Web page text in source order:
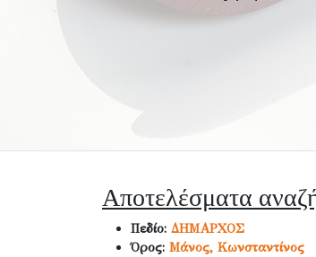
Αποτελέσματα
Πεδίο: ΔΗΜΑΡΧΟΣ
Όρος: Μάνος, Κωνσταντίνος